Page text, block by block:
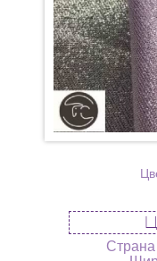
Страна